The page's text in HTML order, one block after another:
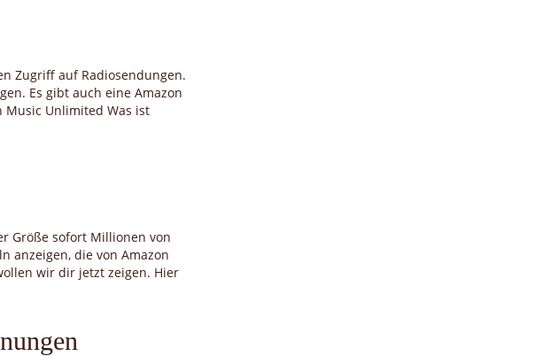
Zugriff auf Radiosendungen.
Es gibt auch eine Amazon
Music Unlimited Was ist
Größe sofort Millionen von
anzeigen, die von Amazon
wir dir jetzt zeigen. Hier